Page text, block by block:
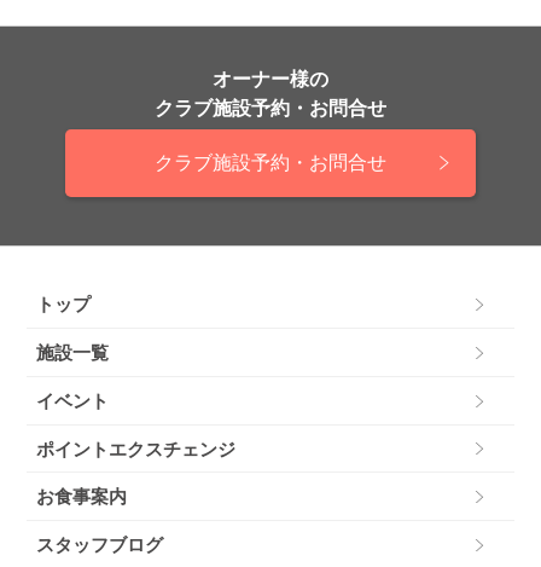
オーナー様の
クラブ施設予約・お問合せ
クラブ施設予約・お問合せ
トップ
施設一覧
イベント
ポイントエクスチェンジ
お食事案内
スタッフブログ